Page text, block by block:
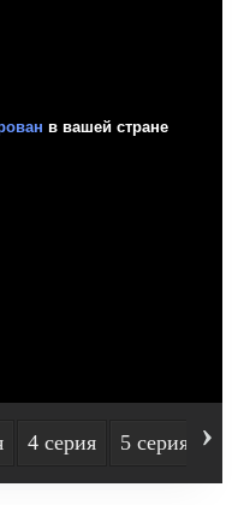
4 серия 5 серия ›